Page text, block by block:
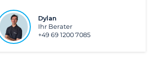
Dylan
Ihr Berater
+49 69 1200 7085